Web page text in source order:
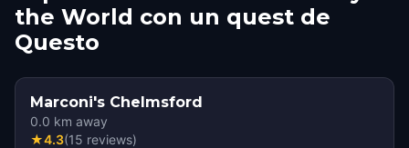
the World con un quest de
Questo
Marconi's Chelmsford
0.0 km away
★4.3(15 reviews)